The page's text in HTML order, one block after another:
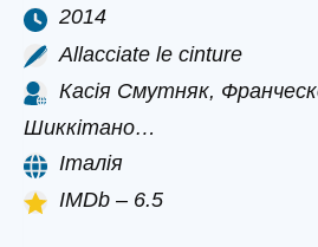
2014
Allacciate le cinture
Касія Смутняк,
Шиккітано…
Італія
IMDb – 6.5